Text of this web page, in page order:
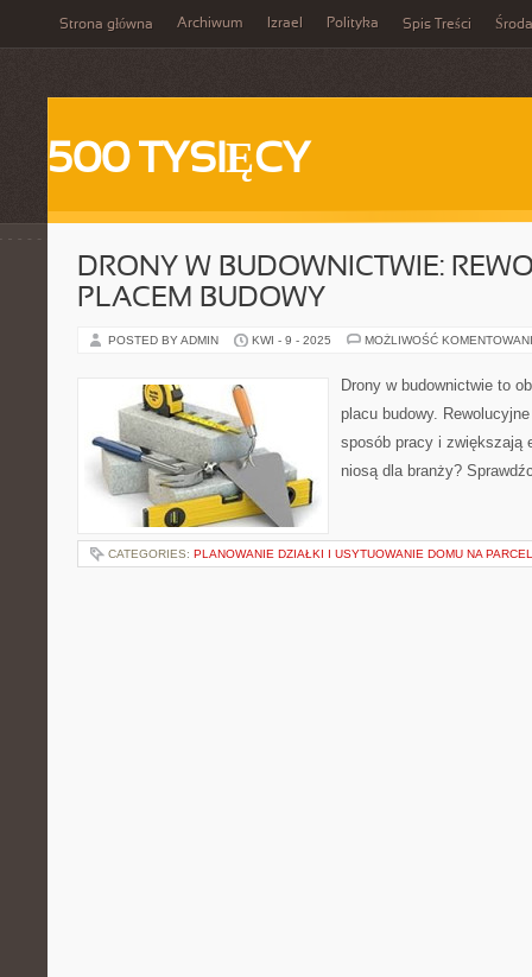
Strona główna Archiwum Izrael Polityka Spis Treści Środa
500 TYSIĘCY
DRONY W BUDOWNICTWIE:
PLACEM BUDOWY
POSTED BY ADMIN KWI - 9 - 2025 MOŻLIWOŚĆ
Drony w budownictwie to
placu budowy.
sposób pracy i zwiększają
niosą dla branży?
CATEGORIES: PLANOWANIE DZIAŁKI I USYTUOWANIE DOMU NA